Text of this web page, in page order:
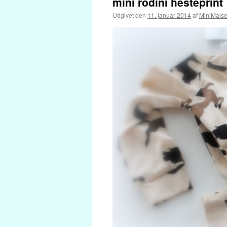
Udgivet den 11. januar 2014af